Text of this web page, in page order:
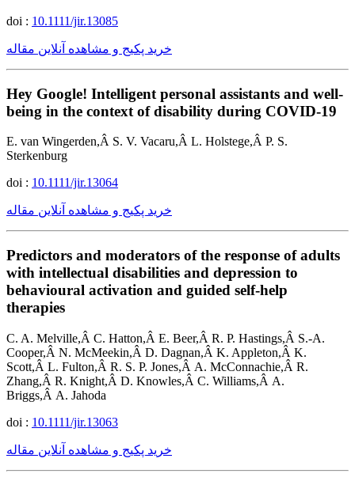
doi : 10.1111/jir.13085
خرید پکیج و مشاهده آنلاین مقاله
Hey Google! Intelligent personal assistants and well-
being in the context of disability during COVID-19
E. van Wingerden,Â S. V. Vacaru,Â L. Holstege,Â P. S.
Sterkenburg
doi : 10.1111/jir.13064
خرید پکیج و مشاهده آنلاین مقاله
Predictors and moderators of the response of adults
with intellectual disabilities and depression to
behavioural activation and guided self-help
therapies
C. A. Melville,Â C. Hatton,Â E. Beer,Â R. P. Hastings,Â S.-A.
Cooper,Â N. McMeekin,Â D. Dagnan,Â K. Appleton,Â K.
Scott,Â L. Fulton,Â R. S. P. Jones,Â A. McConnachie,Â R.
Zhang,Â R. Knight,Â D. Knowles,Â C. Williams,Â A.
Briggs,Â A. Jahoda
doi : 10.1111/jir.13063
خرید پکیج و مشاهده آنلاین مقاله